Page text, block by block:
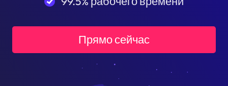
Прямо сейчас